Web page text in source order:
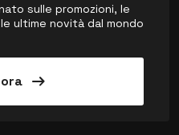
sulle promozioni, le
ultime novità dal mondo
arrow_right_alt